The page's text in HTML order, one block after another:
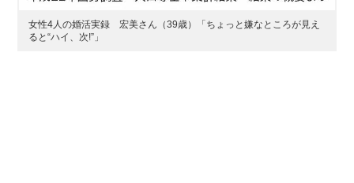
女性4人の婚活実録 宏美さん（39歳）「ちょっと嫌なところが見え
ると“ハイ、次!”」